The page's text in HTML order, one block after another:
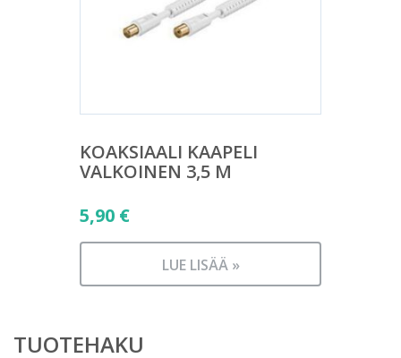
KOAKSIAALI KAAPELI
VALKOINEN 3,5 M
5,90 €
LUE LISÄÄ »
TUOTEHAKU